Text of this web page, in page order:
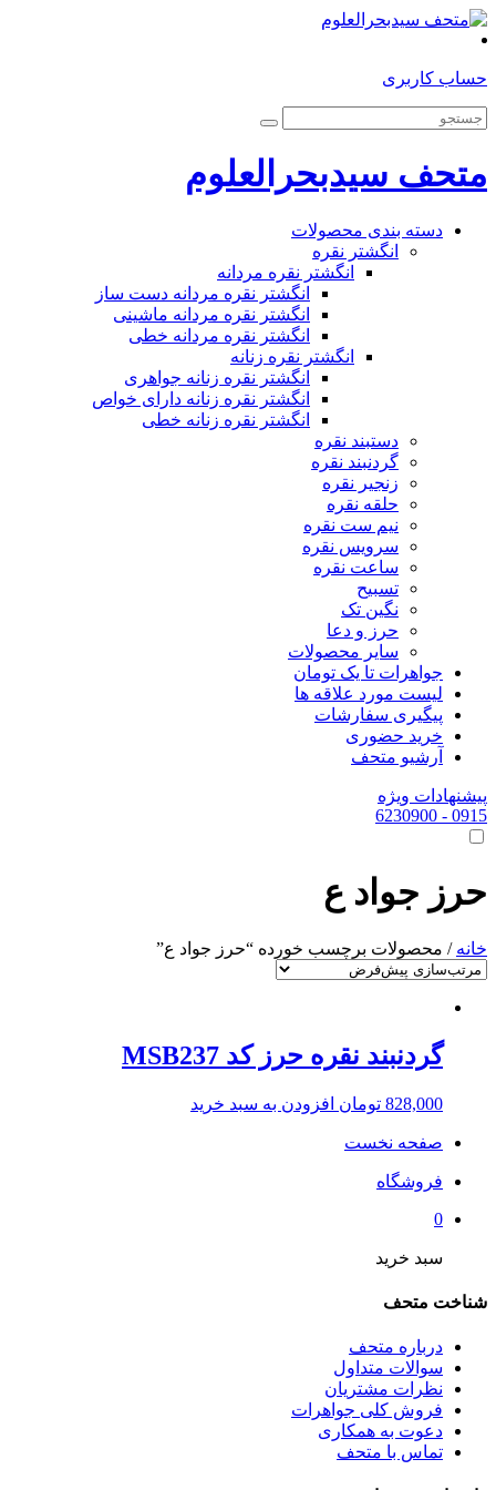
حساب کاربری
متحف سیدبحرالعلوم
دسته بندی محصولات
انگشتر نقره
انگشتر نقره مردانه
انگشتر نقره مردانه دست ساز
انگشتر نقره مردانه ماشینی
انگشتر نقره مردانه خطی
انگشتر نقره زنانه
انگشتر نقره زنانه جواهری
انگشتر نقره زنانه دارای خواص
انگشتر نقره زنانه خطی
دستبند نقره
گردنبند نقره
زنجیر نقره
حلقه نقره
نیم ست نقره
سرویس نقره
ساعت نقره
تسبیح
نگین تک
حرز و دعا
سایر محصولات
جواهرات تا یک تومان
لیست مورد علاقه ها
پیگیری سفارشات
خرید حضوری
آرشیو متحف
پیشنهادات ویژه
0915
- 6230900
حرز جواد ع
خانه / محصولات برچسب خورده “حرز جواد ع”
گردنبند نقره حرز کد MSB237
828,000 تومان افزودن به سبد خرید
صفحه نخست
فروشگاه
0
سبد خرید
شناخت متحف
درباره متحف
سوالات متداول
نظرات مشتریان
فروش کلی جواهرات
دعوت به همکاری
تماس با متحف